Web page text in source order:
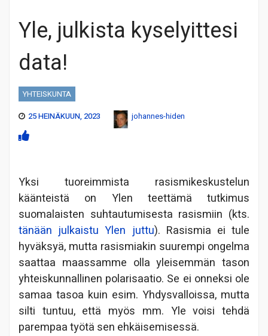
Yle, julkista kyselyittesi
data!
YHTEISKUNTA
25 HEINÄKUUN, 2023
johannes-hiden
Yksi tuoreimmista rasismikeskustelun
käänteistä on Ylen teettämä tutkimus
suomalaisten suhtautumisesta rasismiin (kts.
tänään julkaistu Ylen juttu). Rasismia ei tule
hyväksyä, mutta rasismiakin suurempi ongelma
saattaa maassamme olla yleisemmän tason
yhteiskunnallinen polarisaatio. Se ei onneksi ole
samaa tasoa kuin esim. Yhdysvalloissa, mutta
silti tuntuu, että myös mm. Yle voisi tehdä
parempaa työtä sen ehkäisemisessä.